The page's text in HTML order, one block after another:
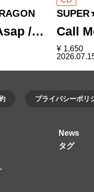
/… Call
¥ 1,650
プライバシーポリ
News
タグ